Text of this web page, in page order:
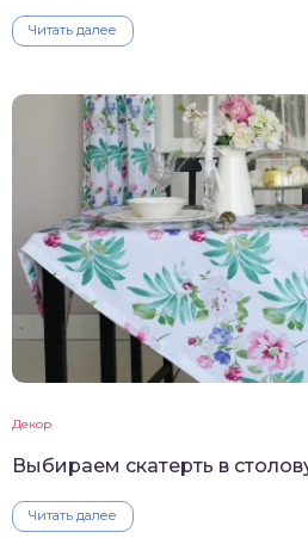
Читать далее
Декор
Выбираем скатерть в
Читать далее